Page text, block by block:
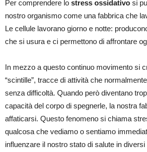
Per comprendere lo stress ossidativo si
nostro organismo come una fabbrica che
Le cellule lavorano giorno e notte:
che si usura e ci permettono di affrontare
In mezzo a questo continuo movimento si
“scintille”, tracce di attività che
senza difficoltà. Quando però diventano
capacità del corpo di spegnerle, la nostra
affaticarsi. Questo fenomeno si chiama
qualcosa che vediamo o sentiamo
influenzare il nostro stato di salute in